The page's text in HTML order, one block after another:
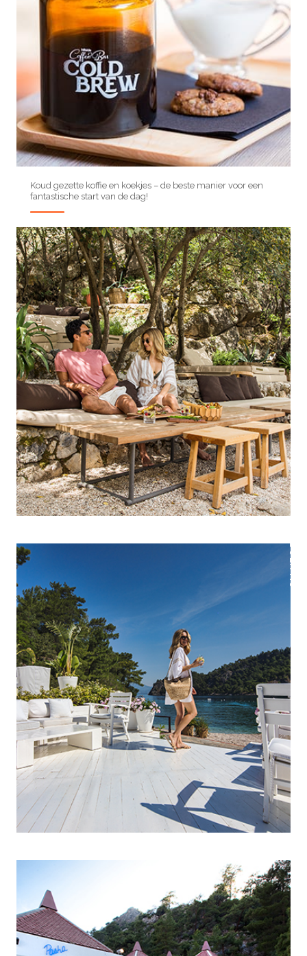
BOEK NU
Koud gezette koffie en koekjes – de beste manier voor een
fantastische start van de dag!